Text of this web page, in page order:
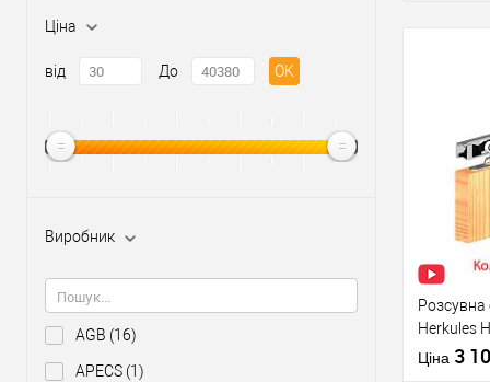
Ціна
від До OK
Виробник
AGB (16)
APECS (1)
Розсувна
Herkules
на 1
Ціна 3